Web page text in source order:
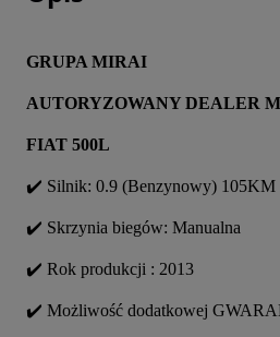
GRUPA MIRAI
AUTORYZOWANY DEALER
FIAT 500L
✔️ Silnik: 0.9 (Benzynowy) 105KM
✔️ Skrzynia biegów: Manualna
✔️ Rok produkcji : 2013
✔️ Możliwość dodatkowej